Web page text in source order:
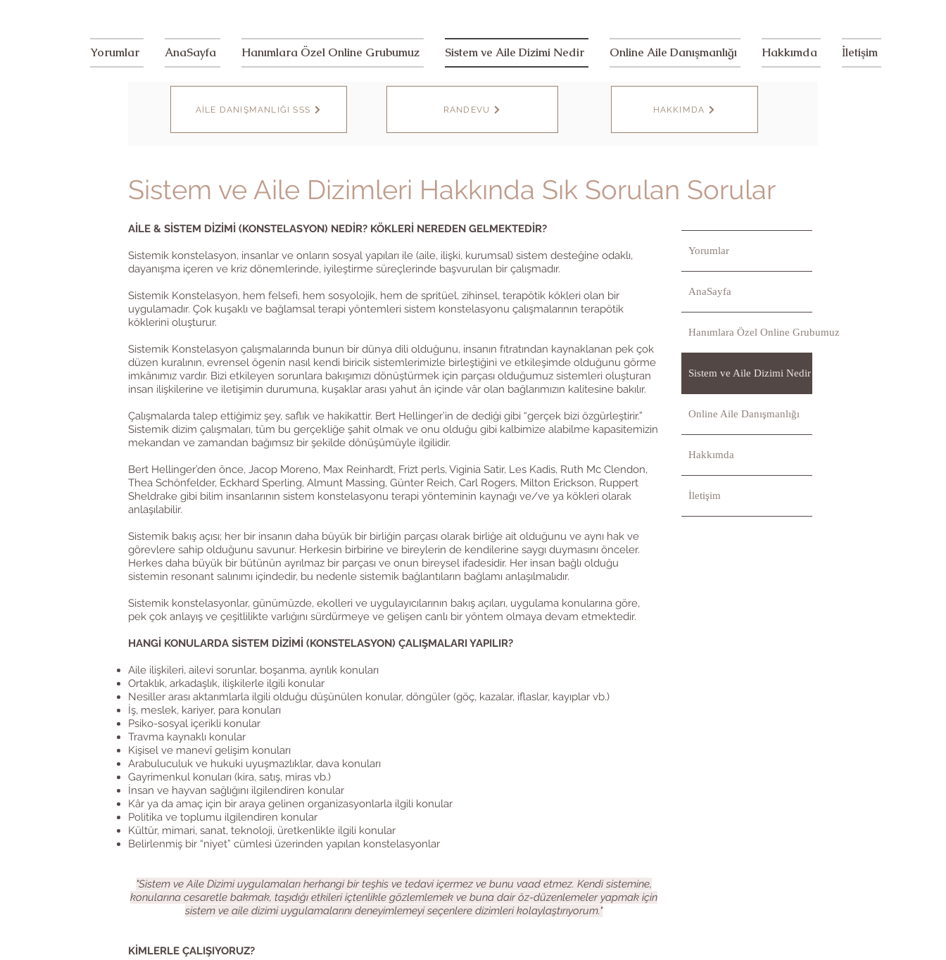
Yorumlar AnaSayfa Hanımlara Özel Online Grubumuz Sistem ve Aile Dizimi Nedir Online Aile Danışmanlığı Hakkımda İletişim
AİLE DANIŞMANLIĞI SSS RANDEVU HAKKIMDA
Sistem ve Aile Dizimleri Hakkında Sık Sorulan Sorular
AİLE & SİSTEM DİZİMİ (KONSTELASYON) NEDİR? KÖKLERİ NEREDEN GELMEKTEDİR?
Sistemik konstelasyon, insanlar ve onların sosyal yapıları ile (aile, ilişki, kurumsal) sistem desteğine odaklı,
dayanışma içeren ve kriz dönemlerinde, iyileştirme süreçlerinde başvurulan bir çalışmadır.
Sistemik Konstelasyon, hem felsefi, hem sosyolojik, hem de spritüel, zihinsel, terapötik kökleri olan bir
uygulamadır. Çok kuşaklı ve bağlamsal terapi yöntemleri sistem konstelasyonu çalışmalarının terapötik
köklerini oluşturur.
Sistemik Konstelasyon çalışmalarında bunun bir dünya dili olduğunu, insanın fıtratından kaynaklanan pek çok
düzen kuralının, evrensel ögenin nasıl kendi biricik sistemlerimizle birleştiğini ve etkileşimde olduğunu görme
imkânımız vardır. Bizi etkileyen sorunlara bakışımızı dönüştürmek için parçası olduğumuz sistemleri oluşturan
insan ilişkilerine ve iletişimin durumuna, kuşaklar arası yahut ân içinde vâr olan bağlarımızın kalitesine bakılır.
Çalışmalarda talep ettiğimiz şey, saflık ve hakikattir. Bert Hellinger’in de dediği gibi “gerçek bizi özgürleştirir.”
Sistemik dizim çalışmaları, tüm bu gerçekliğe şahit olmak ve onu olduğu gibi kalbimize alabilme kapasitemizin
mekandan ve zamandan bağımsız bir şekilde dönüşümüyle ilgilidir.
Bert Hellinger’den önce, Jacop Moreno, Max Reinhardt, Frizt perls, Viginia Satir, Les Kadis, Ruth Mc Clendon,
Thea Schönfelder, Eckhard Sperling, Almunt Massing, Günter Reich, Carl Rogers, Milton Erickson, Ruppert
Sheldrake gibi bilim insanlarının sistem konstelasyonu terapi yönteminin kaynağı ve/ve ya kökleri olarak
anlaşılabilir.
Sistemik bakış açısı; her bir insanın daha büyük bir birliğin parçası olarak birliğe ait olduğunu ve aynı hak ve
görevlere sahip olduğunu savunur. Herkesin birbirine ve bireylerin de kendilerine saygı duymasını önceler.
Herkes daha büyük bir bütünün ayrılmaz bir parçası ve onun bireysel ifadesidir. Her insan bağlı olduğu
sistemin resonant salınımı içindedir, bu nedenle sistemik bağlantıların bağlamı anlaşılmalıdır.
Sistemik konstelasyonlar, günümüzde, ekolleri ve uygulayıcılarının bakış açıları, uygulama konularına göre,
pek çok anlayış ve çeşitlilikte varlığını sürdürmeye ve gelişen canlı bir yöntem olmaya devam etmektedir.
HANGİ KONULARDA SİSTEM DİZİMİ (KONSTELASYON) ÇALIŞMALARI YAPILIR?
Aile ilişkileri, ailevi sorunlar, boşanma, ayrılık konuları
Ortaklık, arkadaşlık, ilişkilerle ilgili konular
Nesiller arası aktarımlarla ilgili olduğu düşünülen konular, döngüler (göç, kazalar, iflaslar, kayıplar vb.)
İş, meslek, kariyer, para konuları
Psiko-sosyal içerikli konular
Travma kaynaklı konular
Kişisel ve manevî gelişim konuları
Arabuluculuk ve hukuki uyuşmazlıklar, dava konuları
Gayrimenkul konuları (kira, satış, miras vb.)
İnsan ve hayvan sağlığını ilgilendiren konular
Kâr ya da amaç için bir araya gelinen organizasyonlarla ilgili konular
Politika ve toplumu ilgilendiren konular
Kültür, mimari, sanat, teknoloji, üretkenlikle ilgili konular
Belirlenmiş bir “niyet” cümlesi üzerinden yapılan konstelasyonlar
"Sistem ve Aile Dizimi uygulamaları herhangi bir teşhis ve tedavi içermez ve bunu vaad etmez. Kendi sistemine,
konularına cesaretle bakmak, taşıdığı etkileri içtenlikle gözlemlemek ve buna dair öz-düzenlemeler yapmak için
sistem ve aile dizimi uygulamalarını deneyimlemeyi seçenlere dizimleri kolaylaştırıyorum."
KİMLERLE ÇALIŞIYORUZ?
Yorumlar
AnaSayfa
Hanımlara Özel Online Grubumuz
Sistem ve Aile Dizimi Nedir
Online Aile Danışmanlığı
Hakkımda
İletişim